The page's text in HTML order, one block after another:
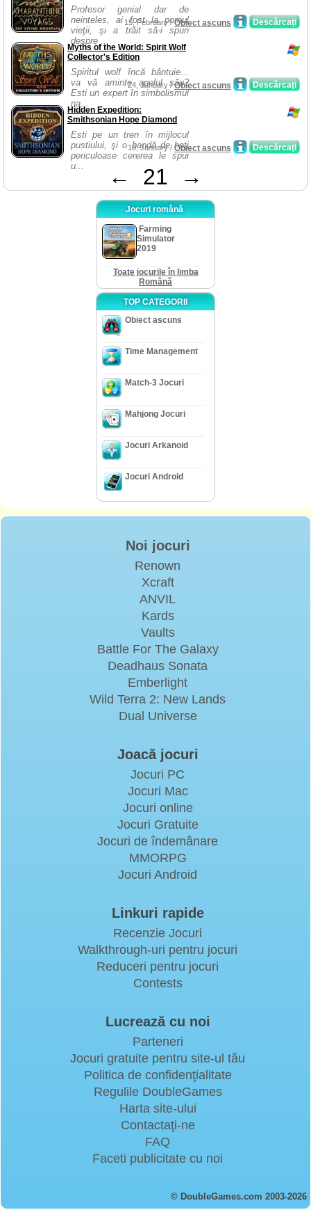
Profesor genial dar de
neinteles, ai fost la pomul
vieţii, şi a trăit să-i spun
despre ...
Descărcaţi
15, February /Obiect ascuns
Myths of the World: Spirit Wolf
Collector's Edition
Spiritul wolf încă bântuie...
va vă aminte apelul său?
Esti un expert în simbolismul
na...
Descărcaţi
24, January /Obiect ascuns
Hidden Expedition:
Smithsonian Hope Diamond
Esti pe un tren în mijlocul
pustiului, şi o bandă de hoţi
periculoase cererea le spui
u...
Descărcaţi
18, January / Obiect ascuns
← 21 →
Jocuri română
Farming
Simulator
2019
Toate jocurile în limba
Română
TOP CATEGORII
Obiect ascuns
Time Management
Match-3 Jocuri
Mahjong Jocuri
Jocuri Arkanoid
Jocuri Android
Noi jocuri
Renown
Xcraft
ANVIL
Kards
Vaults
Battle For The Galaxy
Deadhaus Sonata
Emberlight
Wild Terra 2: New Lands
Dual Universe
Joacă jocuri
Jocuri PC
Jocuri Mac
Jocuri online
Jocuri Gratuite
Jocuri de îndemânare
MMORPG
Jocuri Android
Linkuri rapide
Recenzie Jocuri
Walkthrough-uri pentru jocuri
Reduceri pentru jocuri
Contests
Lucrează cu noi
Parteneri
Jocuri gratuite pentru site-ul tău
Politica de confidenţialitate
Regulile DoubleGames
Harta site-ului
Contactaţi-ne
FAQ
Faceti publicitate cu noi
© DoubleGames.com 2003-2026